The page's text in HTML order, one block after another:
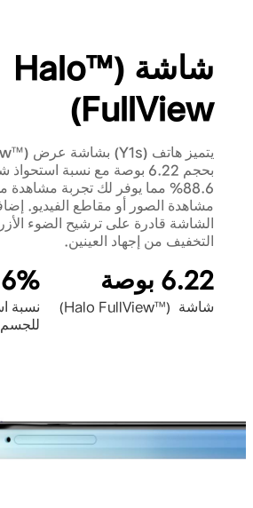
شاشة (™Halo
FullView)
بحجم 6.22 بوصة مع نسبة
88.6% مما يوفر لك تجربة
مشاهدة الصور أو مقاطع الفيديو.
الشاشة قادرة على ترشيح الضوء
التخفيف من إجهاد العينين.
6.22 بوصة
شاشة (™Halo FullView)
نسبة
للجسم